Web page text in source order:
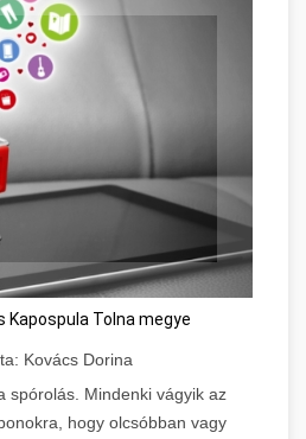
Kapospula Tolna megye
Kovács Dorina
spórolás. Mindenki vágyik az
hogy olcsóbban vagy